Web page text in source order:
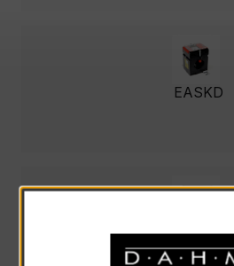
EASKD
EWSKD